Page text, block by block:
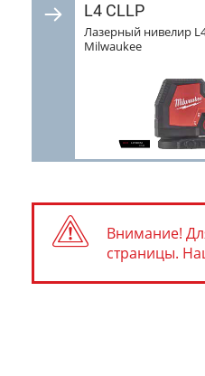
L4 CLLP
Лазерный нивелир
Milwaukee
Внимание!
страницы.